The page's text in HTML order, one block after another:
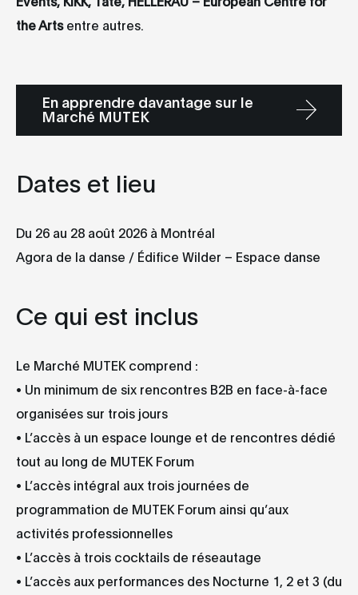
the Artsentre autres.
En apprendre davantage sur le
Marché MUTEK
Dates et lieu
Du 26 au 28 août 2026 à Montréal
Agora de la danse / Édifice Wilder – Espace danse
Ce qui est inclus
Le Marché MUTEK comprend :
• Un minimum de six rencontres B2B en face-à-face
organisées sur trois jours
• L’accès à un espace lounge et de rencontres dédié
tout au long de MUTEK Forum
• L’accès intégral aux trois journées de
programmation de MUTEK Forum ainsi qu’aux
activités professionnelles
• L’accès à trois cocktails de réseautage
• L’accès aux performances des Nocturne 1, 2 et 3 (du